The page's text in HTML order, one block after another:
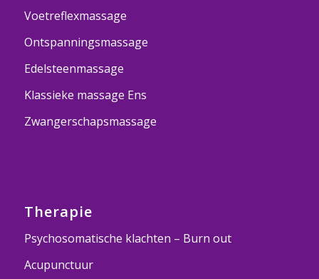
Voetreflexmassage
Ontspanningsmassage
Edelsteenmassage
Klassieke massage Ens
Zwangerschapsmassage
Therapie
Psychosomatische klachten – Burn out
Acupunctuur